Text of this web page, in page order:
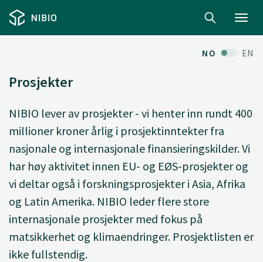
NO EN
Prosjekter
NIBIO lever av prosjekter - vi henter inn rundt 400
millioner kroner årlig i prosjektinntekter fra
nasjonale og internasjonale finansieringskilder. Vi
har høy aktivitet innen EU- og EØS-prosjekter og
vi deltar også i forskningsprosjekter i Asia, Afrika
og Latin Amerika. NIBIO leder flere store
internasjonale prosjekter med fokus på
matsikkerhet og klimaendringer. Prosjektlisten er
ikke fullstendig.